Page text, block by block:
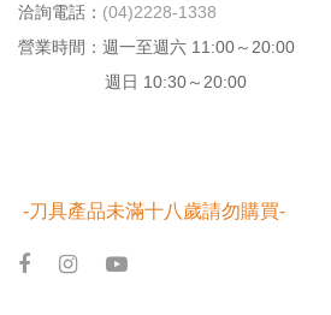
洽詢電話： (04)2228-1338
營業時間：週⼀⾄週六 11:00～20:00
週日 10:30～20:00
-刀具產品未滿十八歲請勿購買-